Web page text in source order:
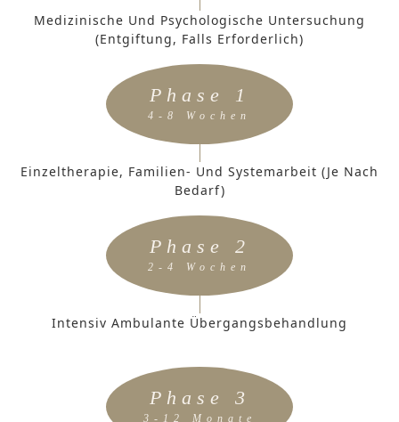
Medizinische Und Psychologische Untersuchung
(Entgiftung, Falls Erforderlich)
Phase 1
4-8 Wochen
Einzeltherapie, Familien- Und Systemarbeit (je Nach
Bedarf)
Phase 2
2-4 Wochen
Intensiv Ambulante Übergangsbehandlung
Phase 3
3-12 Monate